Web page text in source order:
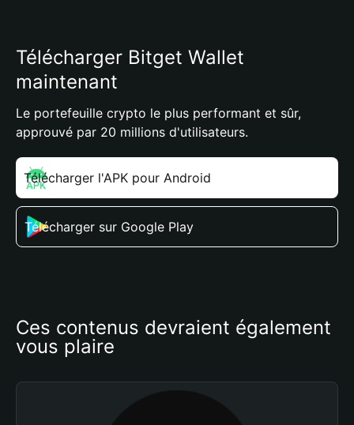
Télécharger Bitget Wallet
maintenant
Le portefeuille crypto le plus performant et sûr,
approuvé par 20 millions d'utilisateurs.
Télécharger l'APK pour Android
Télécharger sur Google Play
Ces contenus devraient également
vous plaire